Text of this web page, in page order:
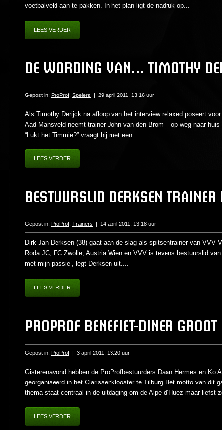
voetbalveld aan te pakken. In het plan ligt de nadruk op...
LEES VERDER
DE WORDING VAN… TIMOTHY
Gepost in: ProProf Spelers | 29 april 2011, 13:16 uur
Als Timothy Derijck na afloop van het interview relaxed poseert
Aad Mansveld neemt trainer John van den Brom – op weg naar
“Lukt het Timmie?” vraagt hij met een...
LEES VERDER
BESTUURSLID DERKSEN
Gepost in: ProProf Trainers | 14 april 2011, 13:18 uur
Dirk Jan Derksen (38) gaat aan de slag als spitsentrainer van VVV
Roda JC, FC Zwolle, Austria Wien en VVV is tevens bestuurslid
met mijn passie’, legt Derksen uit....
LEES VERDER
PROPROF BENEFIET-DINER
Gepost in: ProProf | 3 april 2011, 13:20 uur
Gisterenavond hebben de ProProfbestuurders Daan Hermes en Ko
georganiseerd in het Clarissenklooster te Tilburg Het motto van dit
thema staat centraal in de uitdaging om de Alpe d’Huez maar liefst
LEES VERDER